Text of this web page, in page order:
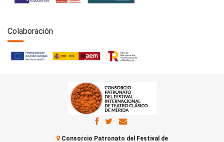
Colaboración
Consorcio Patronato del Festival de